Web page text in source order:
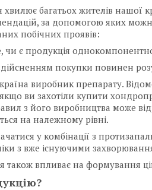
багатьох жителів нашої
за допомогою яких
побічних проявів:
чи є продукція
покупки повинен
виробник препарату.
ви захотіли купити
з його виробництва може
на належному рівні.
у комбінації з
з вже існуючими
також впливає на формування